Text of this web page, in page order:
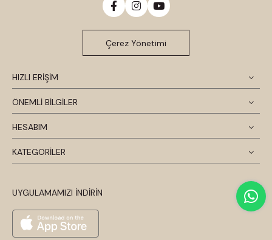
HIZLI ERİŞİM
ÖNEMLİ BİLGİLER
HESABIM
KATEGORİLER
UYGULAMAMIZI İNDİRİN
Çerez Yönetimi